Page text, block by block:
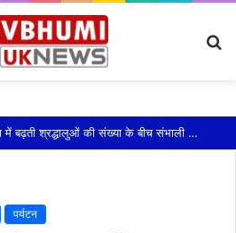
टिहरी एसएसपी ने कांवड़ मेला में बढ़ती श्रद्धालुओं की संख्या के बीच संभाली यातायात की कमान
पर्यटन